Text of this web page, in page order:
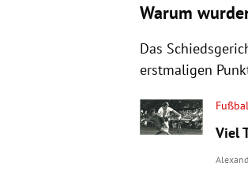
Warum
Das
erstmaligen
Viel